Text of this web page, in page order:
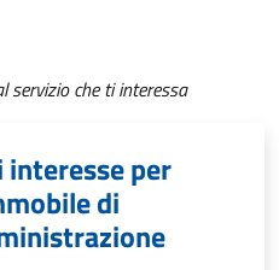
servizio che ti interessa
per
di